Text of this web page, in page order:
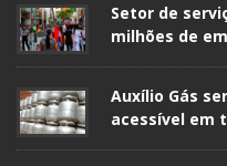
Setor de
milhões de
Auxílio Gás
acessível em